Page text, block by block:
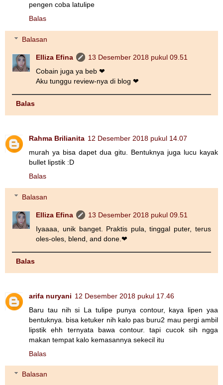
pengen coba latulipe
Balas
Balasan
Elliza Efina
13 Desember 2018 pukul 09.51
Cobain juga ya beb ❤
Aku tunggu review-nya di blog ❤
Balas
Rahma Brilianita 12 Desember 2018 pukul 14.07
murah ya bisa dapet dua gitu. Bentuknya juga lucu kayak
bullet lipstik :D
Balas
Balasan
Elliza Efina
13 Desember 2018 pukul 09.51
Iyaaaa, unik banget. Praktis pula, tinggal puter, terus
oles-oles, blend, and done.❤
Balas
arifa nuryani 12 Desember 2018 pukul 17.46
Baru tau nih si La tulipe punya contour, kaya lipen yaa
bentuknya. bisa ketuker nih kalo pas buru2 mau pergi ambil
lipstik ehh ternyata bawa contour. tapi cucok sih ngga
makan tempat kalo kemasannya sekecil itu
Balas
Balasan